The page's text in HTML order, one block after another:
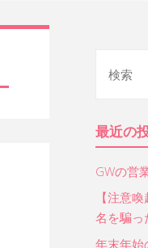
最近の
GWの営
【注意
名を騙っ
年末年始